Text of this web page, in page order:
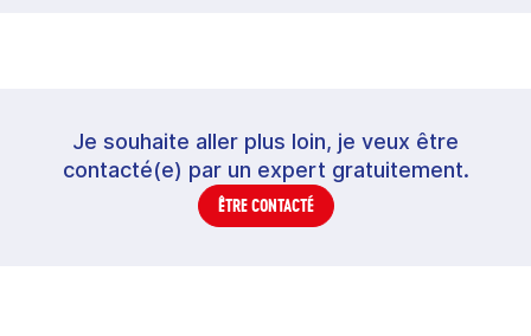
Je souhaite aller plus loin, je veux être
contacté(e) par un expert gratuitement.
ÊTRE CONTACTÉ